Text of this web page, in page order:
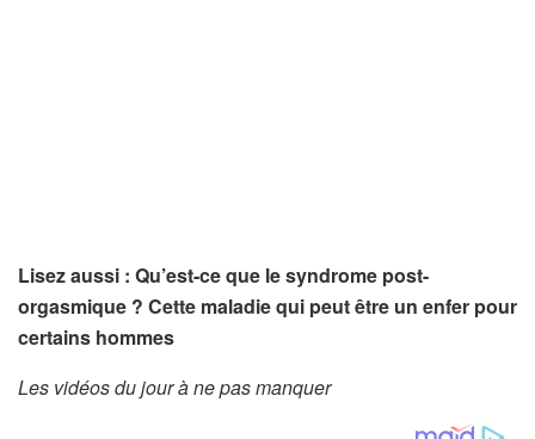
Lisez aussi : Qu’est-ce que le syndrome post-
orgasmique ? Cette maladie qui peut être un enfer pour
certains hommes
Les vidéos du jour à ne pas manquer